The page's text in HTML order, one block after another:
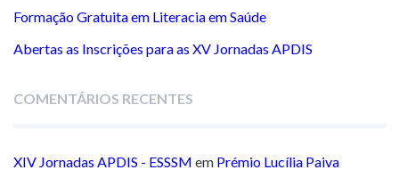
Formação Gratuita em Literacia em Saúde
Abertas as Inscrições para as XV Jornadas APDIS
COMENTÁRIOS RECENTES
XIV Jornadas APDIS - ESSSM em Prémio Lucília Paiva